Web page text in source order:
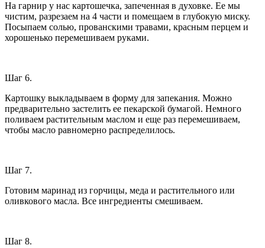
На гарнир у нас картошечка, запеченная в духовке. Ее мы
чистим, разрезаем на 4 части и помещаем в глубокую миску.
Посыпаем солью, прованскими травами, красным перцем и
хорошенько перемешиваем руками.
Шаг 6.
Картошку выкладываем в форму для запекания. Можно
предварительно застелить ее пекарской бумагой. Немного
поливаем растительным маслом и еще раз перемешиваем,
чтобы масло равномерно распределилось.
Шаг 7.
Готовим маринад из горчицы, меда и растительного или
оливкового масла. Все ингредиенты смешиваем.
Шаг 8.